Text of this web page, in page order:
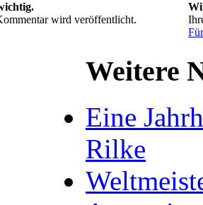
wird veröffentlicht.
Weitere
Eine
Rilke